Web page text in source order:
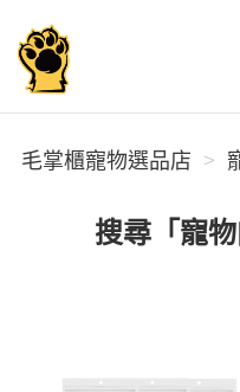
毛掌櫃寵物選品店
毛掌櫃寵物選品店
搜尋「寵